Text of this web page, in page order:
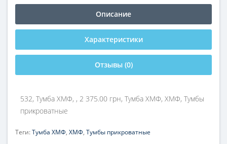
Описание
Характеристики
Отзывы (0)
532, Тумба ХМФ, , 2 375.00 грн, Тумба ХМФ, ХМФ, Тумбы
прикроватные
Теги:Тумба ХМФ, ХМФ, Тумбы прикроватные